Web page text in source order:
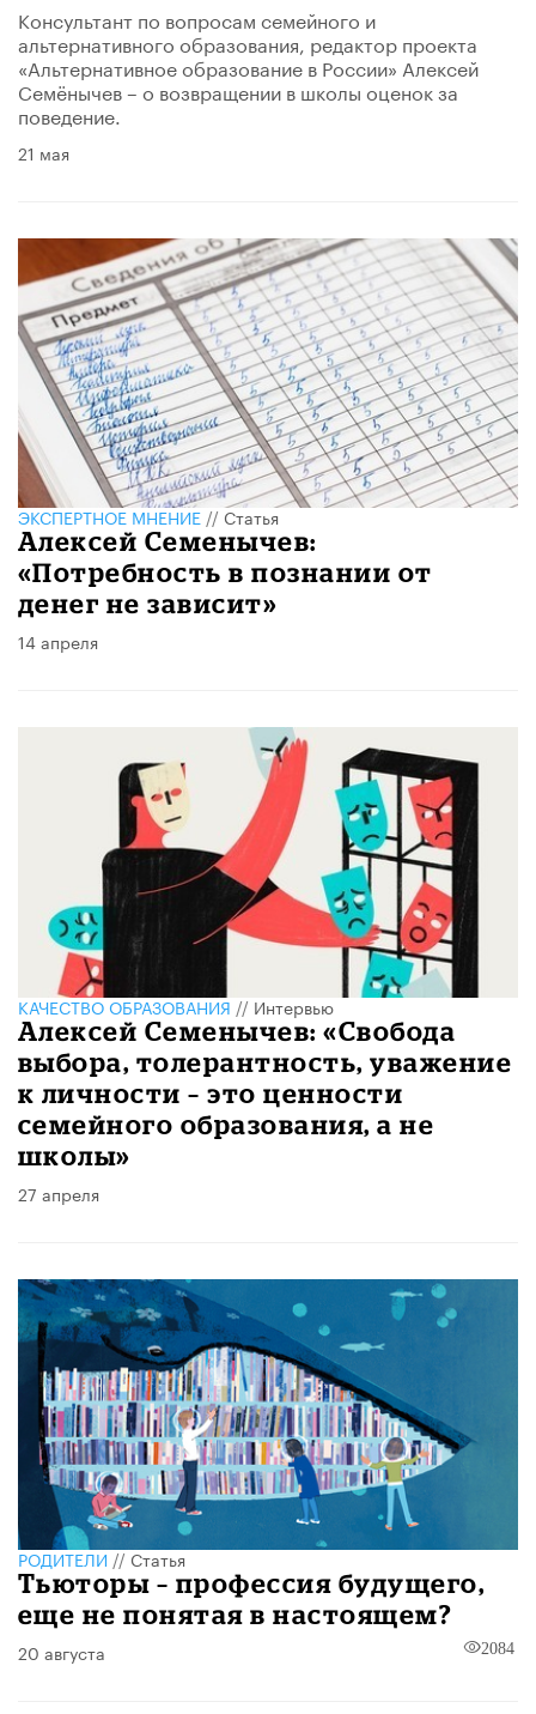
Консультант по вопросам семейного и
альтернативного образования, редактор проекта
«Альтернативное образование в России» Алексей
Семёнычев – о возвращении в школы оценок за
поведение.
21 мая
ЭКСПЕРТНОЕ МНЕНИЕ // Статья
Алексей Семенычев:
«Потребность в познании от
денег не зависит»
14 апреля
КАЧЕСТВО ОБРАЗОВАНИЯ// Интервью
Алексей Семенычев: «Свобода
выбора, толерантность, уважение
к личности – это ценности
семейного образования, а не
школы»
27 апреля
РОДИТЕЛИ//Статья
Тьюторы – профессия будущего,
еще не понятая в настоящем?
20 августа 2084